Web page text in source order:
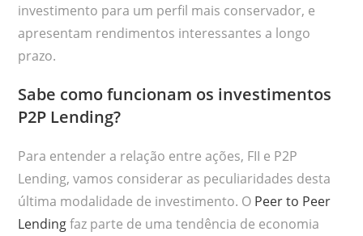
investimento para um perfil mais conservador, e
apresentam rendimentos interessantes a longo
prazo.
Sabe como funcionam os investimentos
P2P Lending?
Para entender a relação entre ações, FII e P2P
Lending, vamos considerar as peculiaridades desta
última modalidade de investimento. O Peer to Peer
Lendingfaz parte de uma tendência de economia